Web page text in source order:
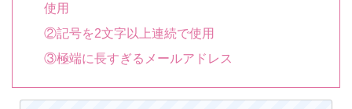
使用
②記号を2文字以上連続で使用
③極端に長すぎるメールアドレス